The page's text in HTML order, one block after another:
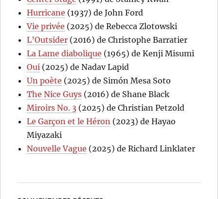
Hurricane (1937) de John Ford
Vie privée (2025) de Rebecca Zlotowski
L’Outsider (2016) de Christophe Barratier
La Lame diabolique (1965) de Kenji Misumi
Oui (2025) de Nadav Lapid
Un poète (2025) de Simón Mesa Soto
The Nice Guys (2016) de Shane Black
Miroirs No. 3 (2025) de Christian Petzold
Le Garçon et le Héron (2023) de Hayao
Miyazaki
Nouvelle Vague (2025) de Richard Linklater